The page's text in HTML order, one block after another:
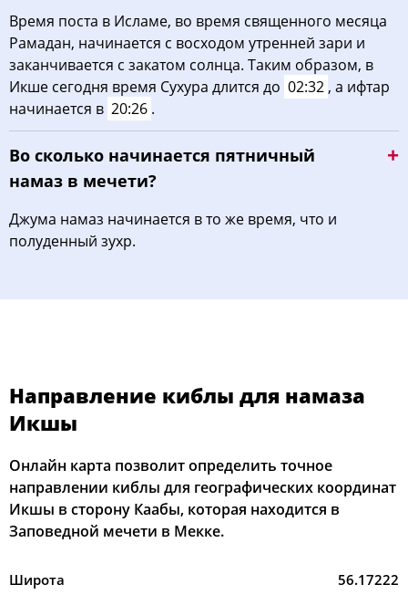
Время поста в Исламе, во время священного месяца
Рамадан, начинается с восходом утренней зари и
заканчивается с закатом солнца. Таким образом, в
Икше сегодня время Сухура длится до 02:32 , а ифтар
начинается в 20:26 .
Во сколько начинается пятничный
намаз в мечети?
Джума намаз начинается в то же время, что и
полуденный зухр.
Направление киблы для намаза
Икшы
Онлайн карта позволит определить точное
направлении киблы для географических координат
Икшы в сторону Каабы, которая находится в
Заповедной мечети в Мекке.
Широта 56.17222